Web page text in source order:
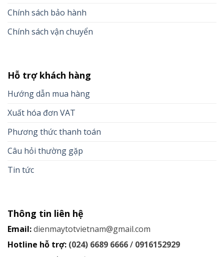
Chính sách bảo hành
Chính sách vận chuyển
Hỗ trợ khách hàng
Hướng dẫn mua hàng
Xuất hóa đơn VAT
Phương thức thanh toán
Câu hỏi thường gặp
Tin tức
Thông tin liên hệ
Email:dienmaytotvietnam@gmail.com
Hotline hỗ trợ: (024) 6689 6666/ 0916152929